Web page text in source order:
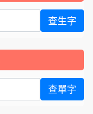
查生字
查單字